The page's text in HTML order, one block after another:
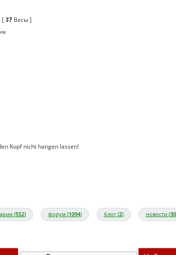
[37 Весы ]
Kopf nicht hangen lassen!
(552) форум (1094) блог (2) новости (